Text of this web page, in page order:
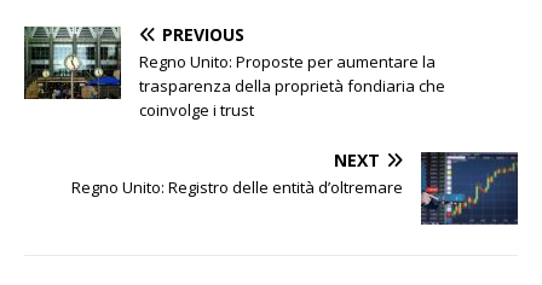
PREVIOUS
Regno Unito: Proposte per aumentare la
trasparenza della proprietà fondiaria che
coinvolge i trust
NEXT
Regno Unito: Registro delle entità d’oltremare